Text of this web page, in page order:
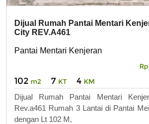
Dijual Rumah Pantai Mentari
City REV.A461
Pantai Mentari Kenjeran
Rp
102 m2 7 KT 4 KM
Dijual Rumah Pantai Mentari
Rev.a461 Rumah 3 Lantai di Pantai
dengan Lt 102 M,